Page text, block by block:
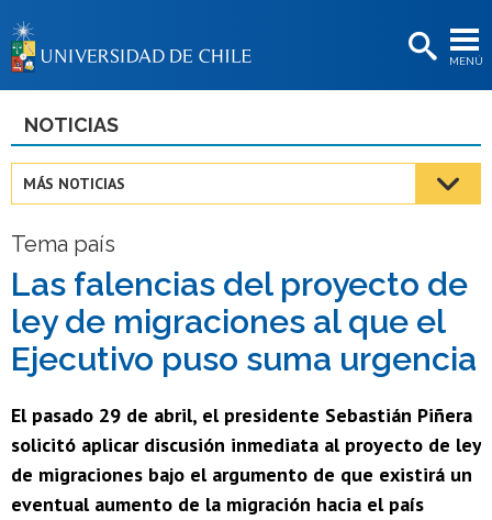
MENÚ
BIBLIOTECAS
Estudiantes
Funcionarias/os
Egresadas/os
NOTICIAS
MÁS NOTICIAS
Tema país
Las falencias del proyecto de
ley de migraciones al que el
Ejecutivo puso suma urgencia
El pasado 29 de abril, el presidente Sebastián Piñera
solicitó aplicar discusión inmediata al proyecto de ley
de migraciones bajo el argumento de que existirá un
eventual aumento de la migración hacia el país